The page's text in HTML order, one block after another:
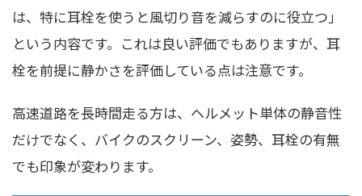
は、特に耳栓を使うと風切り音を減らすのに役立つ」
という内容です。これは良い評価でもありますが、耳
栓を前提に静かさを評価している点は注意です。
高速道路を長時間走る方は、ヘルメット単体の静音性
だけでなく、バイクのスクリーン、姿勢、耳栓の有無
でも印象が変わります。